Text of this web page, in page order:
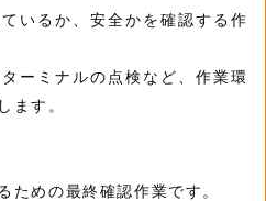
いるか、安全かを確認する作
ーミナルの点検など、作業環
ます。
ための最終確認作業です。